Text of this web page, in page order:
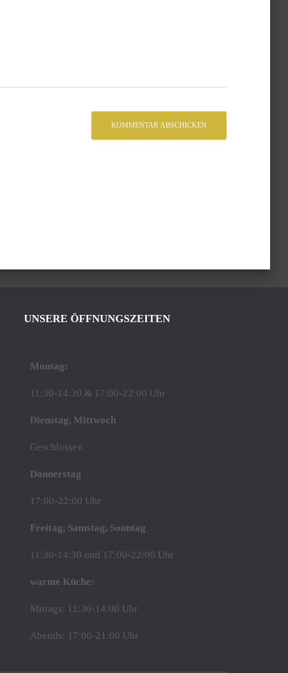
UNSERE ÖFFNUNGSZEITEN
Montag:
11:30-14:30 & 17:00-22:00 Uhr
Dienstag, Mittwoch
Geschlossen
Donnerstag
17:00-22:00 Uhr
Freitag, Samstag, Sonntag
11:30-14:30 und 17:00-22:00 Uhr
warme Küche:
Mittags: 11:30-14:00 Uhr
Abends: 17:00-21:00 Uhr